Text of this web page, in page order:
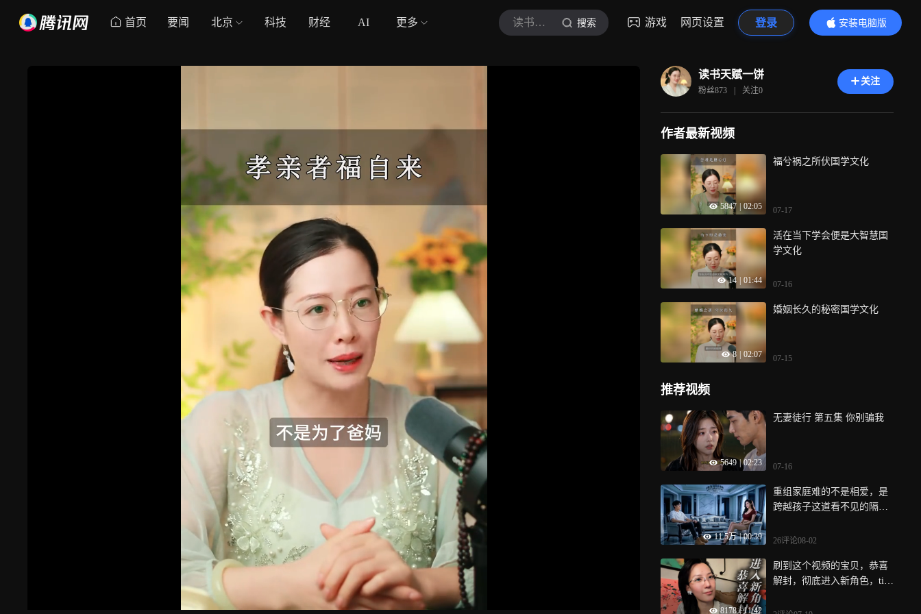
首页 要闻 北京 科技 财经 AI 更多 读书天赋一饼 搜索 游戏 网页设置 登录
安装电脑版
内容更精彩
读书天赋一饼
粉丝873 | 关注0
关注
作者最新视频
5847 02:05
福兮祸之所伏国学文化
07-17
14 01:44
活在当下学会便是大智慧国
学文化
07-16
8 02:07
婚姻长久的秘密国学文化
07-15
推荐视频
5649 | 02:23
无妻徒行 第五集 你别骗我
07-16
11.5万 | 00:39
重组家庭难的不是相爱，是
跨越孩子这道看不见的隔
26评论08-02
8178 | 11:42
刷到这个视频的宝贝，恭喜
解封，彻底进入新角色，tim